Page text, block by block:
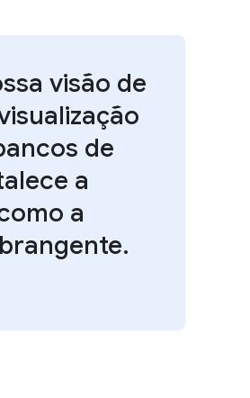
visão de
de
a
a